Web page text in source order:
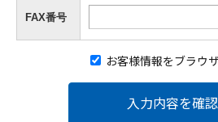
FAX番号
お客様情報をブラウ
入力内容を確認